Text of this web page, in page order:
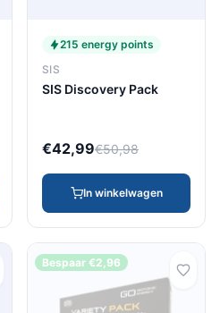
215 energy points
SIS
SIS Discovery Pack
€42,99€50,98
In winkelwagen
Bespaar €2,96